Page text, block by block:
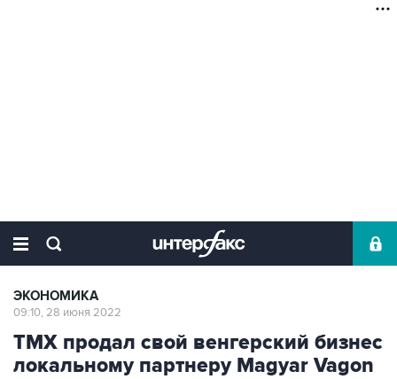
ЭКОНОМИКА
09:10, 28 июня 2022
ТМХ продал свой венгерский бизнес
локальному партнеру Magyar Vagon